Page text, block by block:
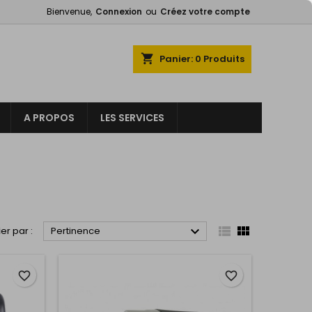
Bienvenue, Connexion ou Créez votre compte
shopping_cart Panier: 0 Produits
A PROPOS LES SERVICES
par : Pertinence   
favorite_border favorite_border